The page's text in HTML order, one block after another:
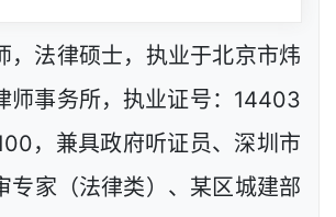
，法律硕士，执业于北京市炜
师事务所，执业证号：14403
，兼具政府听证员、深圳市
专家（法律类）、某区城建部